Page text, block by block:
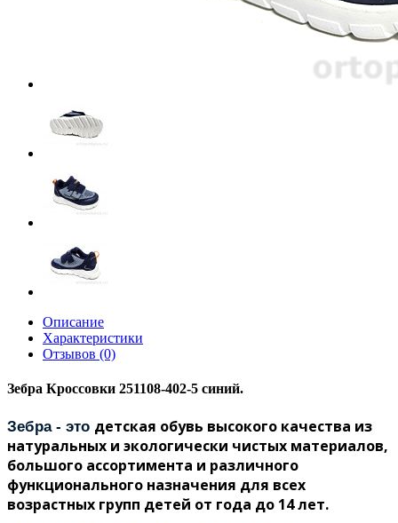
Описание
Характеристики
Отзывов (0)
Зебра Кроссовки 251108-402-5 синий.
Зебра- это детская обувь высокого качества из
натуральных и экологически чистых материалов,
большого ассортимента и различного
функционального назначения для всех
возрастных групп детей от года до 14 лет.